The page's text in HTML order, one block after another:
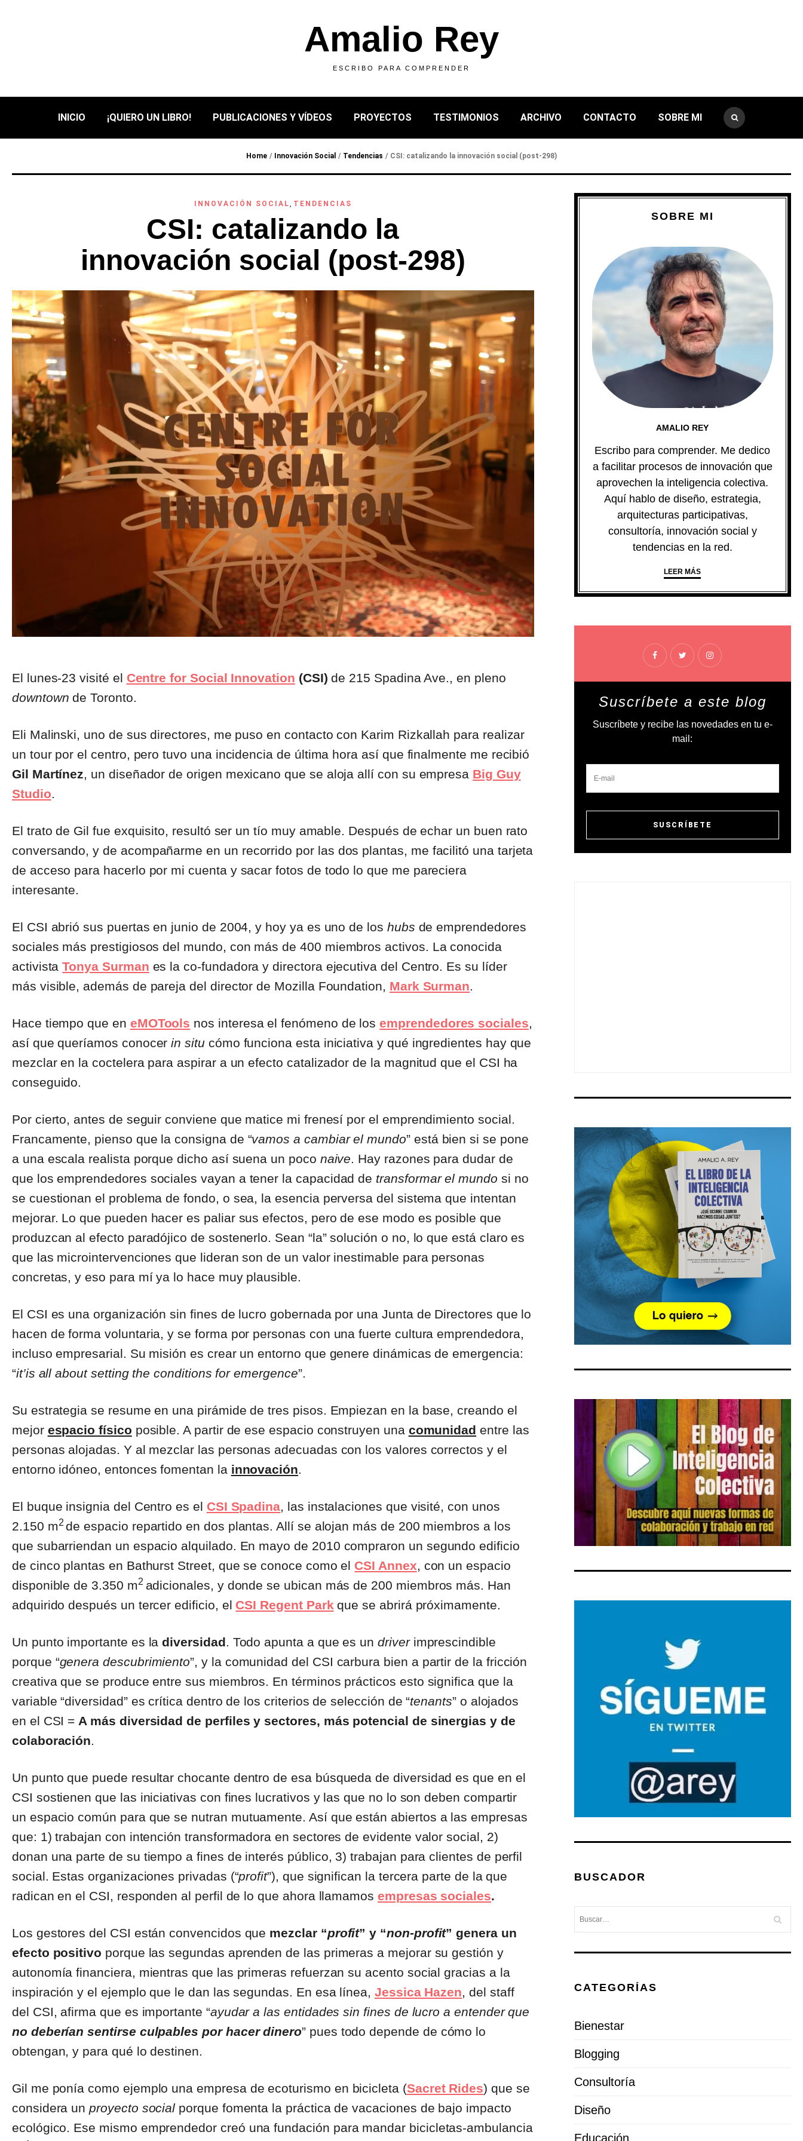
Amalio Rey
ESCRIBO PARA COMPRENDER
INICIO ¡QUIERO UN LIBRO! PUBLICACIONES Y VÍDEOS PROYECTOS TESTIMONIOS ARCHIVO CONTACTO SOBRE MI
Home / Innovación Social / Tendencias / CSI: catalizando la innovación social (post-298)
INNOVACIÓN SOCIAL, TENDENCIAS
CSI: catalizando la
innovación social (post-298)
El lunes-23 visité el Centre for Social Innovation (CSI) de 215 Spadina Ave., en pleno
downtown de Toronto.
Eli Malinski, uno de sus directores, me puso en contacto con Karim Rizkallah para realizar
un tour por el centro, pero tuvo una incidencia de última hora así que finalmente me recibió
Gil Martínez, un diseñador de origen mexicano que se aloja allí con su empresa Big Guy
Studio.
El trato de Gil fue exquisito, resultó ser un tío muy amable. Después de echar un buen rato
conversando, y de acompañarme en un recorrido por las dos plantas, me facilitó una tarjeta
de acceso para hacerlo por mi cuenta y sacar fotos de todo lo que me pareciera
interesante.
El CSI abrió sus puertas en junio de 2004, y hoy ya es uno de los hubs de emprendedores
sociales más prestigiosos del mundo, con más de 400 miembros activos. La conocida
activistaTonya Surman es la co-fundadora y directora ejecutiva del Centro. Es su líder
más visible, además de pareja del director de Mozilla Foundation, Mark Surman.
Hace tiempo que en eMOTools nos interesa el fenómeno de losemprendedores sociales,
así que queríamos conocerin situcómo funciona esta iniciativa y qué ingredientes hay que
mezclar en la coctelera para aspirar a un efecto catalizador de la magnitud que el CSI ha
conseguido.
Por cierto, antes de seguir conviene que matice mi frenesí por el emprendimiento social.
Francamente, pienso que la consigna de “vamos a cambiar el mundo” está bien si se pone
a una escala realista porque dicho así suena un poco naive. Hay razones para dudar de
que los emprendedores sociales vayan a tener la capacidad de transformar el mundo si no
se cuestionan el problema de fondo, o sea, la esencia perversa del sistema que intentan
mejorar. Lo que pueden hacer es paliar sus efectos, pero de ese modo es posible que
produzcan al efecto paradójico de sostenerlo. Sean “la” solución o no, lo que está claro es
que las microintervenciones que lideran son de un valor inestimable para personas
concretas, y eso para mí ya lo hace muy plausible.
El CSI es una organización sin fines de lucro gobernada por una Junta de Directores que lo
hacen de forma voluntaria, y se forma por personas con una fuerte cultura emprendedora,
incluso empresarial. Su misión es crear un entorno que genere dinámicas de emergencia:
“it’is all about setting the conditions for emergence”.
Su estrategia se resume en una pirámide de tres pisos. Empiezan en la base, creando el
mejor espacio físico posible. A partir de ese espacio construyen una comunidad entre las
personas alojadas. Y al mezclar las personas adecuadas con los valores correctos y el
entorno idóneo, entonces fomentan la innovación.
El buque insignia del Centro es el CSI Spadina, las instalaciones que visité, con unos
2.150 m2 de espacio repartido en dos plantas. Allí se alojan más de 200 miembros a los
que subarriendan un espacio alquilado. En mayo de 2010 compraron un segundo edificio
de cinco plantas en Bathurst Street, que se conoce como el CSI Annex, con un espacio
disponible de 3.350 m2 adicionales, y donde se ubican más de 200 miembros más. Han
adquirido después un tercer edificio, el CSI Regent Park que se abrirá próximamente.
Un punto importante es ladiversidad. Todo apunta a que es undriverimprescindible
porque “genera descubrimiento”, y la comunidad del CSI carbura bien a partir de la fricción
creativa que se produce entre sus miembros. En términos prácticos esto significa que la
variable “diversidad” es crítica dentro de los criterios de selección de “tenants” o alojados
en el CSI = A más diversidad de perfiles y sectores, más potencial de sinergias y de
colaboración.
Un punto que puede resultar chocante dentro de esa búsqueda de diversidad es que en el
CSI sostienen que las iniciativas con fines lucrativos y las que no lo son deben compartir
un espacio común para que se nutran mutuamente. Así que están abiertos a las empresas
que: 1) trabajan con intención transformadora en sectores de evidente valor social, 2)
donan una parte de su tiempo a fines de interés público, 3) trabajan para clientes de perfil
social. Estas organizaciones privadas (“profit”), que significan la tercera parte de la que
radican en el CSI, responden al perfil de lo que ahora llamamos empresas sociales.
Los gestores del CSI están convencidos que mezclar “profit” y “non-profit” genera un
efecto positivo porque las segundas aprenden de las primeras a mejorar su gestión y
autonomía financiera, mientras que las primeras refuerzan su acento social gracias a la
inspiración y el ejemplo que le dan las segundas. En esa línea, Jessica Hazen, del staff
del CSI, afirma que es importante “ayudar a las entidades sin fines de lucro a entender que
no deberían sentirse culpables por hacer dinero” pues todo depende de cómo lo
obtengan, y para qué lo destinen.
Gil me ponía como ejemplo una empresa de ecoturismo en bicicleta (Sacret Rides) que se
considera unproyecto social porque fomenta la práctica de vacaciones de bajo impacto
ecológico. Ese mismo emprendedor creó una fundación para mandar bicicletas-ambulancia
SOBRE MI
AMALIO REY
Escribo para comprender. Me dedico
a facilitar procesos de innovación que
aprovechen la inteligencia colectiva.
Aquí hablo de diseño, estrategia,
arquitecturas participativas,
consultoría, innovación social y
tendencias en la red.
LEER MÁS
Suscríbete a este blog
Suscríbete y recibe las novedades en tu e-
mail:
BUSCADOR
CATEGORÍAS
Bienestar
Blogging
Consultoría
Diseño
Educación